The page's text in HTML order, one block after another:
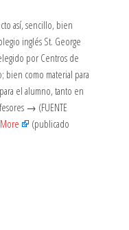
así, sencillo, bien
inglés St. George
por Centros de
bien como material para
el alumno, tanto en
→ (FUENTE
(publicado